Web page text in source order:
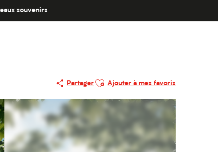
souvenirs
Partager
Ajouter aux favoris
Ajouter à mes favoris